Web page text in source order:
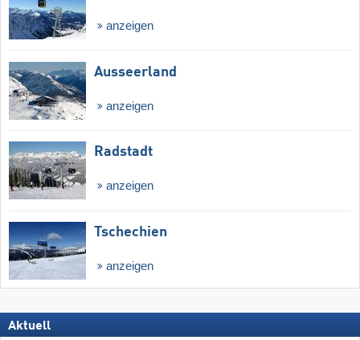
anzeigen
Ausseerland
anzeigen
Radstadt
anzeigen
Tschechien
anzeigen
Aktuell